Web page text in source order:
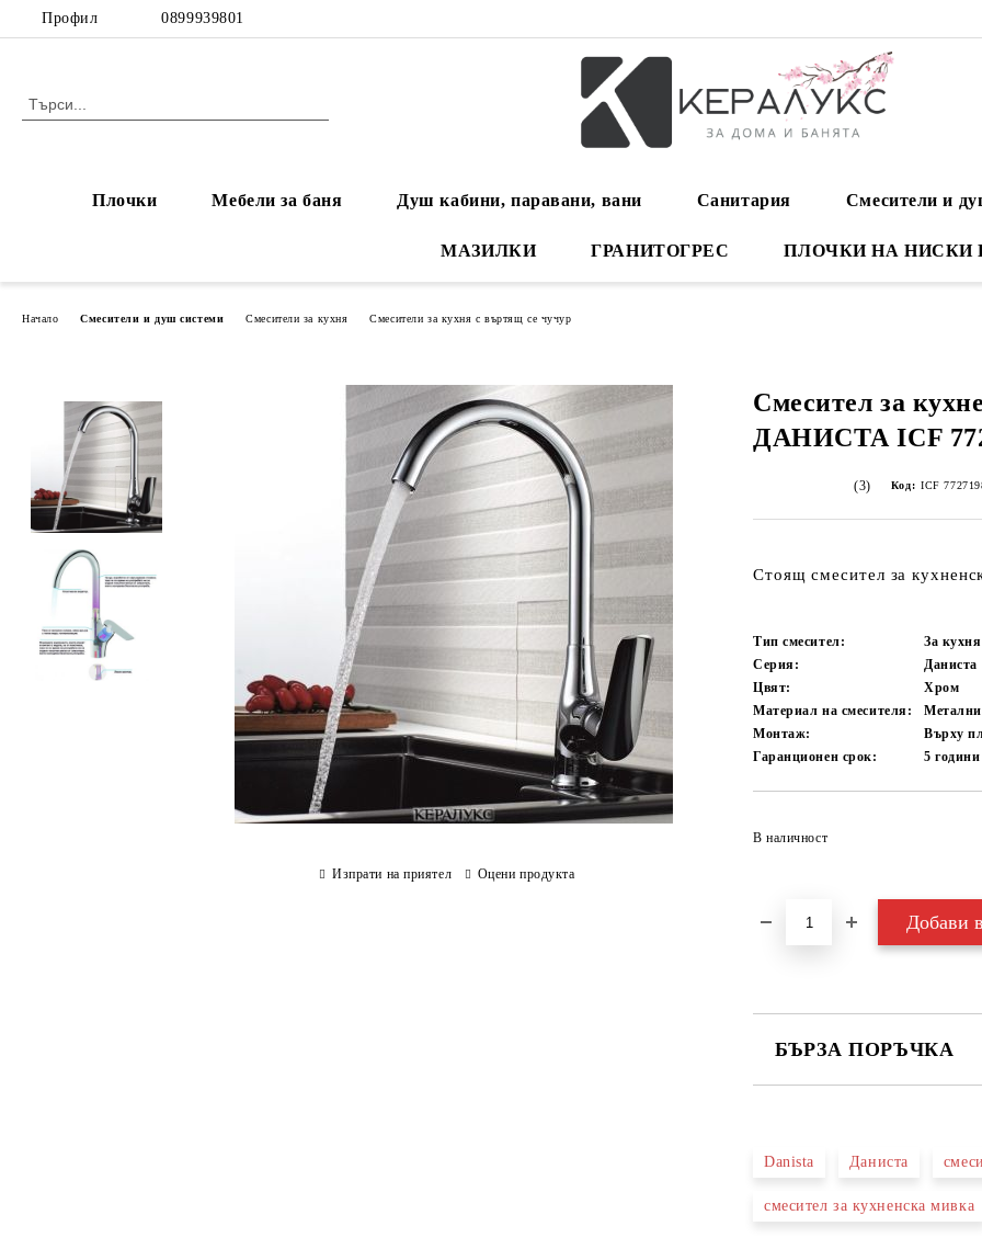
Профил 0899939801
Плочки Мебели за баня Душ кабини, паравани, вани Санитария Смесители и
МАЗИЛКИ ГРАНИТОГРЕС ПЛОЧКИ НА НИСКИ
Начало Смесители и душ системи Смесители за кухня Смесители за кухня с въртящ се чучур
Смесител за
ДАНИСТА ICF
(3) Код: ICF
Стоящ смесител за
Тип смесител:
За кухня
Серия:
Даниста
Цвят:
Хром
Материал на смесителя:
Монтаж:
Върху
Гаранционен срок:
5години
В наличност
БЪРЗА ПОРЪЧКА
Съгласен съм с
Danista Даниста
смесител за кухненска мивка
Изпрати на приятел Оцени продукта